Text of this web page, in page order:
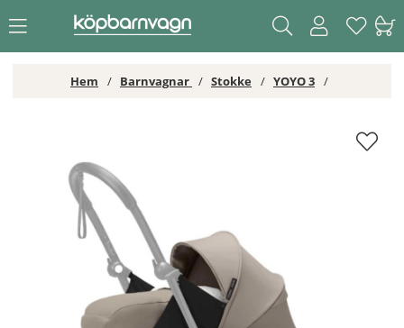
Hem Barnvagnar Stokke YOYO 3